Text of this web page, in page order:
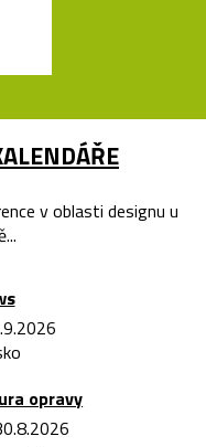
v oblasti designu u
opravy